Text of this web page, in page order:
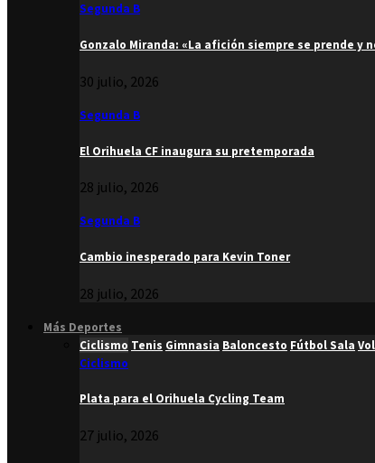
Segunda B
Gonzalo Miranda: «La afición siempre se prende y
30 julio, 2026
Segunda B
El Orihuela CF inaugura su pretemporada
28 julio, 2026
Segunda B
Cambio inesperado para Kevin Toner
28 julio, 2026
Más Deportes
Ciclismo Tenis Gimnasia Baloncesto Fútbol Sala
Ciclismo
Plata para el Orihuela Cycling Team
27 julio, 2026